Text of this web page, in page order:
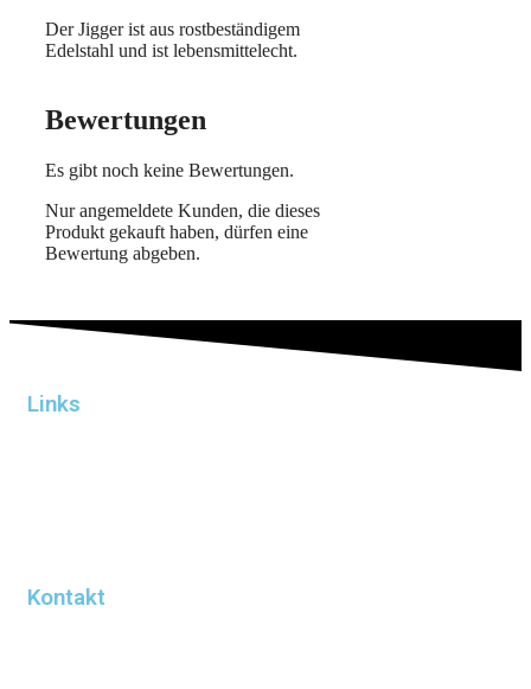
Der Jigger ist aus rostbeständigem
Edelstahl und ist lebensmittelecht.
Bewertungen
Es gibt noch keine Bewertungen.
Nur angemeldete Kunden, die dieses
Produkt gekauft haben, dürfen eine
Bewertung abgeben.
Links
Kontakt